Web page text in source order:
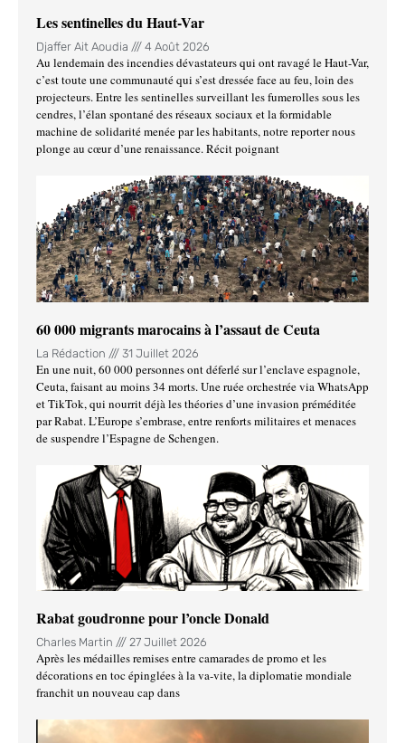
Les sentinelles du Haut-Var
Djaffer Ait Aoudia 4 Août 2026
Au lendemain des incendies dévastateurs qui ont ravagé le Haut-Var,
c’est toute une communauté qui s’est dressée face au feu, loin des
projecteurs. Entre les sentinelles surveillant les fumerolles sous les
cendres, l’élan spontané des réseaux sociaux et la formidable
machine de solidarité menée par les habitants, notre reporter nous
plonge au cœur d’une renaissance. Récit poignant
60 000 migrants marocains à l’assaut de Ceuta
La Rédaction 31 Juillet 2026
En une nuit, 60 000 personnes ont déferlé sur l’enclave espagnole,
Ceuta, faisant au moins 34 morts. Une ruée orchestrée via WhatsApp
et TikTok, qui nourrit déjà les théories d’une invasion préméditée
par Rabat. L’Europe s’embrase, entre renforts militaires et menaces
de suspendre l’Espagne de Schengen.
Rabat goudronne pour l’oncle Donald
Charles Martin 27 Juillet 2026
Après les médailles remises entre camarades de promo et les
décorations en toc épinglées à la va-vite, la diplomatie mondiale
franchit un nouveau cap dans